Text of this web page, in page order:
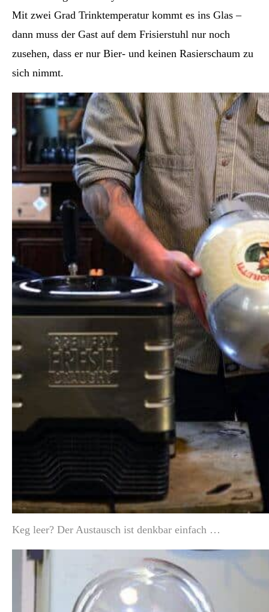
Mit zwei Grad Trinktemperatur kommt es ins Glas –
dann muss der Gast auf dem Frisierstuhl nur noch
zusehen, dass er nur Bier- und keinen Rasierschaum zu
sich nimmt.
Keg leer? Der Austausch ist denkbar einfach …